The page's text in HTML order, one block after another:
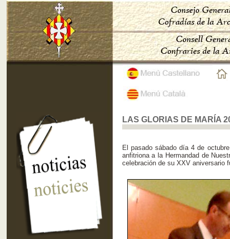
LAS GLORIAS DE MARÍA
El pasado sábado día 4 de
anfitriona a la Hermandad de
celebración de su XXV aniversario